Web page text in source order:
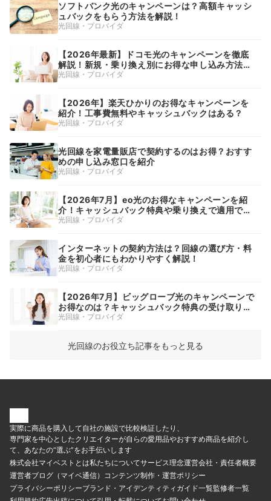
ソフトバンク光のキャンペーンは？高額キャッシ
ュバックをもらう方法を解説！
光回線・プロバイダ
【2026年最新】ドコモ光のキャンペーンを徹底
解説！新規・乗り換え別にお得な申し込み方法や
キャッシュバックを紹介
光回線・プロバイダ
【2026年】楽天ひかりのお得なキャンペーンを
紹介！工事費無料やキャッシュバックはある？
光回線・プロバイダ
光回線を家電量販店で契約するのはお得？おすす
めの申し込み窓口を紹介
光回線・プロバイダ
【2026年7月】eo光のお得なキャンペーンを紹
介！キャッシュバック特典や乗り換えで適用でき
る割引も解説
光回線・プロバイダ
インターネットの契約方法は？回線の選び方・料
金を初心者にもわかりやすく解説！
光回線・プロバイダ
【2026年7月】ビッグローブ光のキャンペーンで
お得なのは？キャッシュバック特典の受け取り方
や時期を徹底解説
光回線・プロバイダ
光回線のお役立ち記事をもっと見る
実際に商品を購入して自社の施設で比較検証したり、
専門家を中心としたクリエイターが自らの愛用品やおすすめ商品を紹介し
て、あなたの“選ぶ”をお手伝いします
株式会社マイベストとは私たちについてサービス理念運営会社・責任者概要
運営者ブログ（マイベ通信） コンテンツ制作・運営ポリシー
プライバシーポリシーブランド・アイデンティティ ガイド一覧監修者一覧